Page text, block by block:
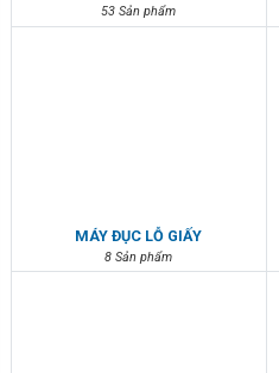
53 Sản phẩm
MÁY ĐỤC LỖ GIẤY
8 Sản phẩm